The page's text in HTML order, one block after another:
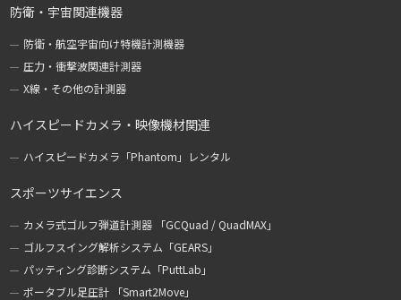
防衛・宇宙関連機器
防衛・航空宇宙向け特機計測機器
圧力・衝撃波関連計測器
X線・その他の計測器
ハイスピードカメラ・映像機材関連
ハイスピードカメラ「Phantom」レンタル
スポーツサイエンス
カメラ式ゴルフ弾道計測器 「GCQuad / QuadMAX」
ゴルフスイング解析システム「GEARS」
パッティング診断システム「PuttLab」
ポータブル足圧計 「Smart2Move」